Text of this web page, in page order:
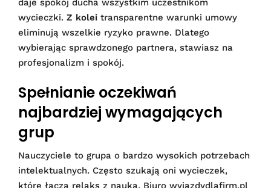
daje spokój ducha wszystkim uczestnikom
wycieczki. Z kolei transparentne warunki umowy
eliminują wszelkie ryzyko prawne. Dlatego
wybierając sprawdzonego partnera, stawiasz na
profesjonalizm i spokój.
Spełnianie oczekiwań
najbardziej wymagających
grup
Nauczyciele to grupa o bardzo wysokich potrzebach
intelektualnych. Często szukają oni wycieczek,